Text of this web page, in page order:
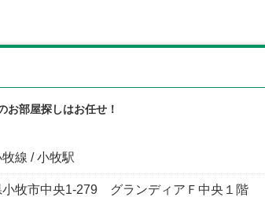
部屋探しはお任せ！
線 / 小牧駅
小牧市中央1-279 グランディアＦ中央１階